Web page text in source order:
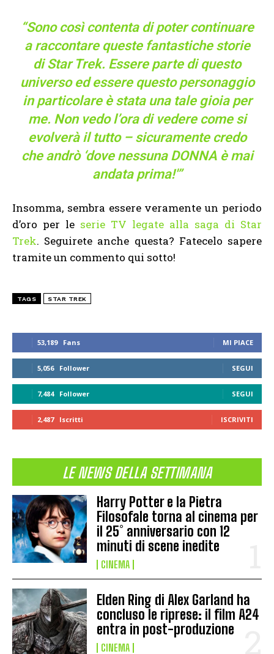
53,189 Fans MI PIACE
5,056 Follower SEGUI
7,484 Follower SEGUI
2,487 Iscritti ISCRIVITI
LE NEWS DELLA SETTIMANA
Harry Potter e la Pietra
Filosofale torna al cinema per
il 25° anniversario con 12
minuti di scene inedite
CINEMA
Elden Ring di Alex Garland ha
concluso le riprese: il film A24
entra in post-produzione
CINEMA
“Sono così contenta di poter continuare
a raccontare queste fantastiche storie
di Star Trek. Essere parte di questo
universo ed essere questo personaggio
in particolare è stata una tale gioia per
me. Non vedo l’ora di vedere come si
evolverà il tutto – sicuramente credo
che andrò ‘dove nessuna DONNA è mai
andata prima!'”
Insomma, sembra essere veramente un periodo
d’oro per le serie TV legate alla saga di Star
Trek. Seguirete anche questa? Fatecelo sapere
tramite un commento qui sotto!
TAGS STAR TREK